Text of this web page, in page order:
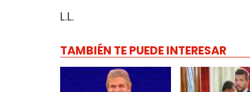
L.L.
TAMBIÉN TE PUEDE INTERESAR